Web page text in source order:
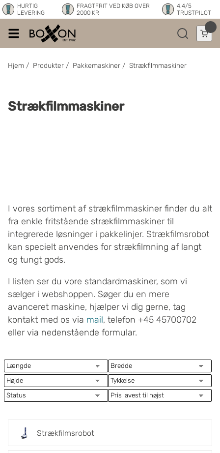
HURTIG
LEVERING
FRAGTFRIT VED KØB OVER
2000 KR
4.4/5
TRUSTPILOT
Hjem / Produkter / Pakkemaskiner / Strækfilmmaskiner
Strækfilmmaskiner
I vores sortiment af strækfilmmaskiner finder du alt
fra enkle fritstående strækfilmmaskiner til
integrerede løsninger i pakkelinjer. Strækfilmsrobot
kan specielt anvendes for strækfilmning af langt
og tungt gods.
I listen ser du vore standardmaskiner, som vi
sælger i webshoppen. Søger du en mere
avanceret maskine, hjælper vi dig gerne, tag
kontakt med os via mail, telefon +45 45700702
eller via nedenstående formular.
Strækfilmsrobot